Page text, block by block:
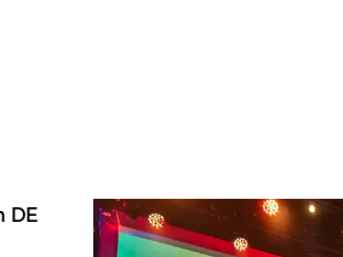
DE